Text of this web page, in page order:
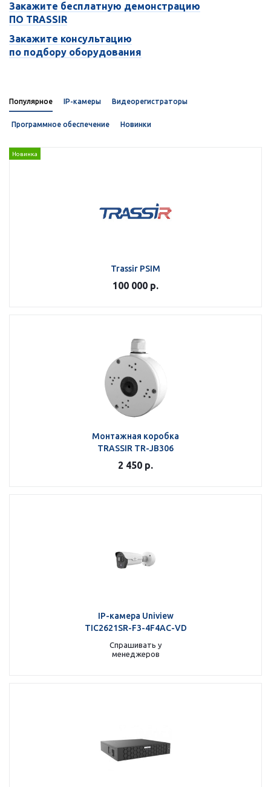
Закажите бесплатную демонстрацию
ПО TRASSIR
Закажите консультацию
по подбору оборудования
Популярное IP-камеры Видеорегистраторы
Программное обеспечение Новинки
Новинка
Trassir PSIM
100 000 р.
Монтажная коробка
TRASSIR TR-JB306
2 450 р.
IP-камера Uniview
TIC2621SR-F3-4F4AC-VD
Спрашивать у
менеджеров